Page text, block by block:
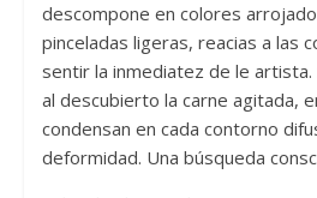
descompone en colores
pinceladas ligeras, reacias a las
sentir la inmediatez de le
al descubierto la carne agitada,
condensan en cada contorno
deformidad. Una búsqueda